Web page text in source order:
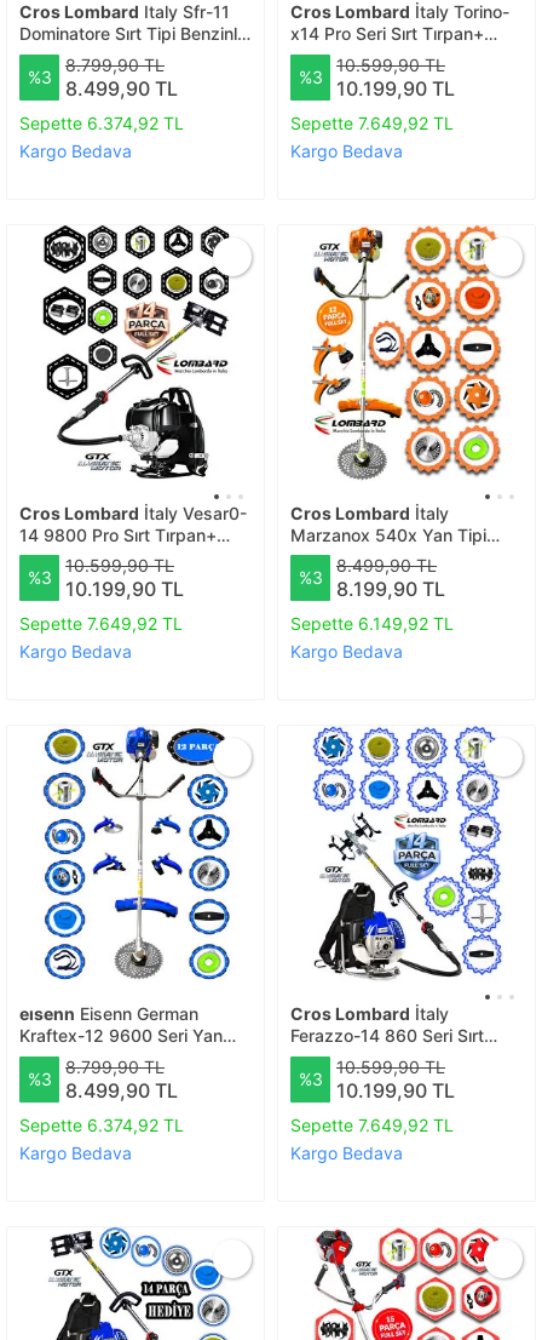
Cros Lombard Italy Sfr-11
Dominatore Sırt Tipi Benzinli
Ot Çalı Çim Biçme Tırpanı+
Full Bahçe Setli Halı Yıkamalı
%3
8.799,90 TL
8.499,90 TL
Sepette 6.374,92 TL
Kargo Bedava
Cros Lombard İtaly Torino-
x14 Pro Seri Sırt Tırpan+
Akrobat Çapalama + Toprak
Eşeleme 14 Parça Arazi Set
%3
10.599,90 TL
10.199,90 TL
Sepette 7.649,92 TL
Kargo Bedava
Cros Lombard İtaly Vesar0-
14 9800 Pro Sırt Tırpan+
Akrobat Çapalama + Toprak
Eşeleme 14 Parça Tam Set
%3
10.599,90 TL
10.199,90 TL
Sepette 7.649,92 TL
Kargo Bedava
Cros Lombard İtaly
Marzanox 540x Yan Tipi
Benzinli Ot Çalı Çim Biçme
Tırpanı+ 12 Pcs Komple
Hoby Setli
%3
8.499,90 TL
8.199,90 TL
Sepette 6.149,92 TL
Kargo Bedava
eısenn Eisenn German
Kraftex-12 9600 Seri Yan
Tipi Benzinli Ot Çalı Çim
Biçme Tırpanı+12 Pcs Tam
Set Hali Yıkamalı
%3
8.799,90 TL
8.499,90 TL
Sepette 6.374,92 TL
Kargo Bedava
Cros Lombard İtaly
Ferazzo-14 860 Seri Sırt
Tırpan+ Akrobat Çapalama +
Toprak Eşeleme 14 Parça
Bahçe Seti
%3
10.599,90 TL
10.199,90 TL
Sepette 7.649,92 TL
Kargo Bedava